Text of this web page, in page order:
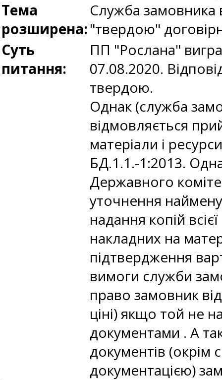
Тема
розширена:
Служба замовника
"твердою"
Суть
питання:
ПП "Рослана"
07.08.2020.
твердою.
Однак (служба
відмовляється
матеріали і
БД.1.1.-1:2013.
Державного
уточнення
надання копій
накладних на
підтвердження
вимоги служби
право замовник
ціні) якщо той не
документами . А
документів (окрім
документацією)